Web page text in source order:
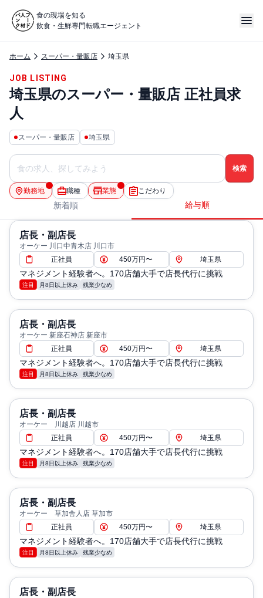
食の現場を知る
飲食・生鮮専門転職エージェント
ホーム スーパー・量販店 埼玉県
JOB LISTING
埼玉県のスーパー・量販店 正社員求
人
スーパー・量販店 埼玉県
勤務地 職種 業態 こだわり
新着順 給与順
店長・副店長
オーケー 川口中青木店 川口市
正社員
450万円〜 埼玉県
マネジメント経験者へ。170店舗大手で店長代行に挑戦
注目 月8日以上休み 残業少なめ
店長・副店長
オーケー 新座石神店 新座市
正社員
450万円〜 埼玉県
マネジメント経験者へ。170店舗大手で店長代行に挑戦
注目 月8日以上休み 残業少なめ
店長・副店長
オーケー 川越店 川越市
正社員
450万円〜 埼玉県
マネジメント経験者へ。170店舗大手で店長代行に挑戦
注目 月8日以上休み 残業少なめ
店長・副店長
オーケー 草加舎人店 草加市
正社員
450万円〜 埼玉県
マネジメント経験者へ。170店舗大手で店長代行に挑戦
注目 月8日以上休み 残業少なめ
店長・副店長